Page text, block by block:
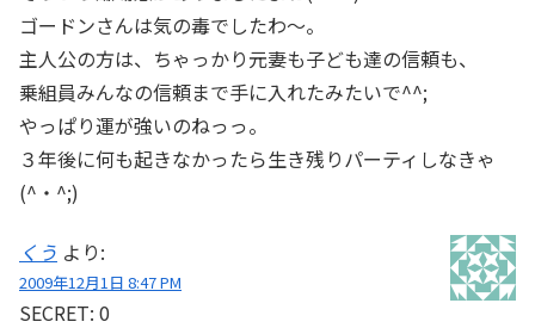
ゴードンさんは気の毒でしたわ～。
主人公の方は、ちゃっかり元妻も子ども達の信頼も、
乗組員みんなの信頼まで手に入れたみたいで^^;
やっぱり運が強いのねっっ。
３年後に何も起きなかったら生き残りパーティしなきゃ
(^・^;)
くう より:
2009年12月1日 8:47 PM
SECRET: 0